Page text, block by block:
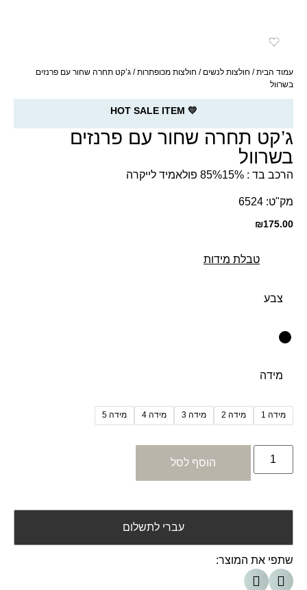
עמוד הבית/ חולצות לנשים / חולצות מכופתרות/ ג’קט תחרה שחור עם פרנזים
בשרוול
💛 HOT SALE ITEM
ג’קט תחרה שחור עם פרנזים
בשרוול
הרכב בד : 85%15% פולאמיד לייקרה
מק"ט: 6524
₪175.00
טבלת מידות
צבע
מידה
מידה 1 מידה 2 מידה 3 מידה 4 מידה 5
הוסף לסל
עברי לתשלום
שתפי את המוצר: